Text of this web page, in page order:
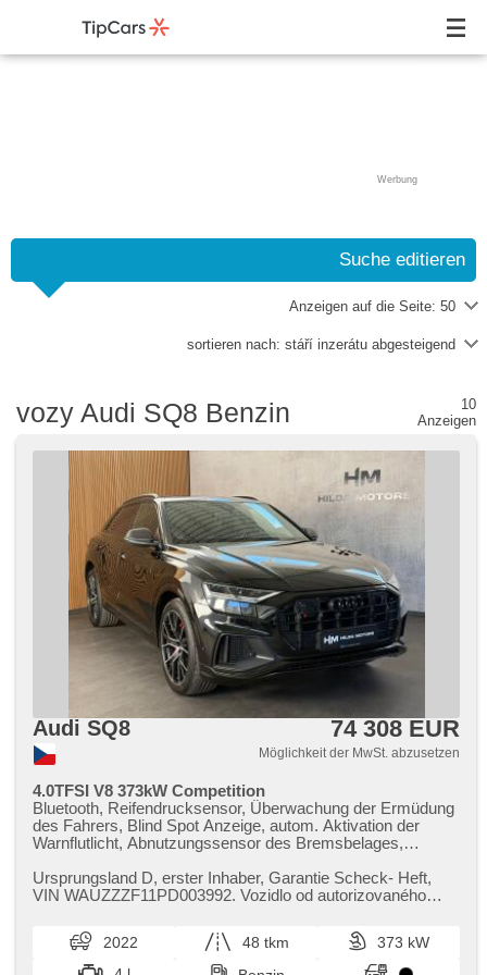
Werbung
Suche editieren
Anzeigen auf die Seite: 50
sortieren nach: stáří inzerátu abgesteigend
vozy Audi SQ8 Benzin
10
Anzeigen
Audi SQ8 74 308 EUR
Möglichkeit der MwSt. abzusetzen
4.0TFSI V8 373kW Competition
Bluetooth, Reifendrucksensor, Überwachung der Ermüdung
des Fahrers, Blind Spot Anzeige, autom. Aktivation der
Warnflutlicht, Abnutzungssensor des Bremsbelages,
odemykání, bezklíčové startování, Start-Stop System,
Bordcomputer, digitální příjem rádia (DAB), USB,
ovládání palubního počítače, Autoradio, bezdrátová
nabíječka mobilních telefonů, Apple CarPlay, Android Auto,
Multifunktionslenkrad, beheizte Lenkrad, Lenkrad einstellbar,
Ursprungsland D,​ erster Inhaber,​ Garantie Scheck​- Heft,​
VIN WAUZZZF11PD003992. Vozidlo od autorizovaného
2022 48 tkm
373 kW